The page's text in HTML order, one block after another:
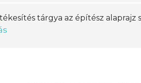
tárgya az építész alaprajz